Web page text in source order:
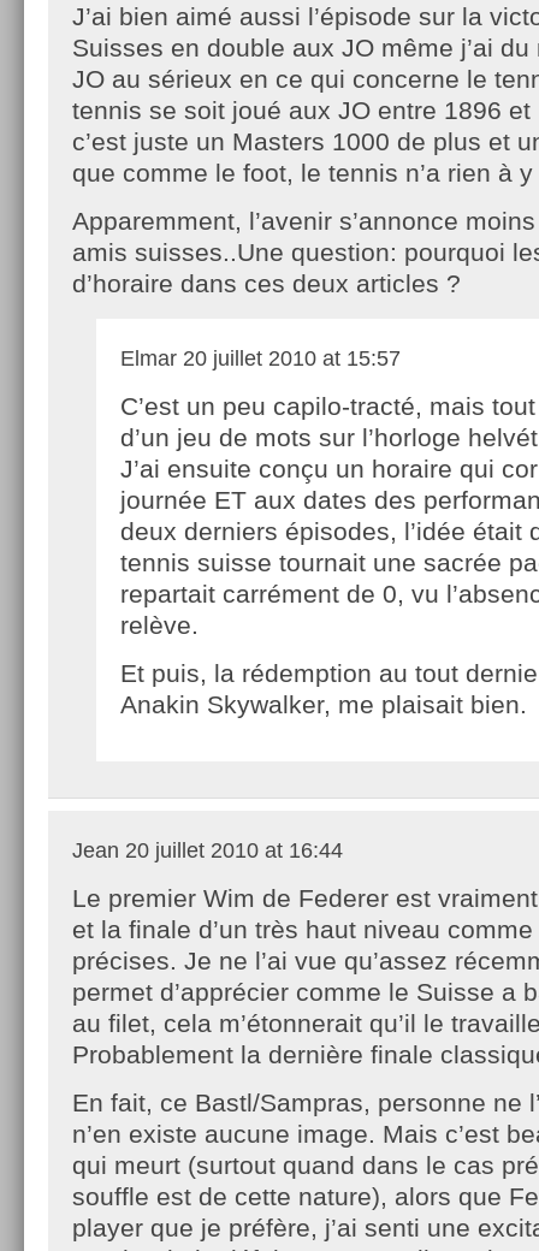
J’ai bien aimé aussi l’épisode sur la
Suisses en double aux JO même j’ai
JO au sérieux en ce qui concerne le
tennis se soit joué aux JO entre 1896
c’est juste un Masters 1000 de plus et
que comme le foot, le tennis n’a rien à
Apparemment, l’avenir s’annonce
amis suisses..Une question: pourquoi
d’horaire dans ces deux articles ?
Elmar 20 juillet 2010 at 15:57
C’est un peu capilo-tracté, mais
d’un jeu de mots sur l’horloge
J’ai ensuite conçu un horaire qui
journée ET aux dates des
deux derniers épisodes, l’idée était
tennis suisse tournait une sacrée
repartait carrément de 0, vu
relève.
Et puis, la rédemption au tout
Anakin Skywalker, me plaisait bien.
Jean 20 juillet 2010 at 16:44
Le premier Wim de Federer est
et la finale d’un très haut niveau
précises. Je ne l’ai vue qu’assez
permet d’apprécier comme le Suisse a
au filet, cela m’étonnerait qu’il le
Probablement la dernière finale
En fait, ce Bastl/Sampras, personne ne
n’en existe aucune image. Mais c’est
qui meurt (surtout quand dans le cas
souffle est de cette nature), alors que
player que je préfère, j’ai senti une